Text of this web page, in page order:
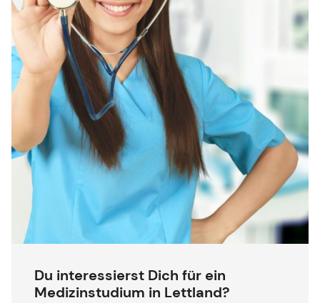
Du interessierst Dich für ein
Medizinstudium in Lettland?